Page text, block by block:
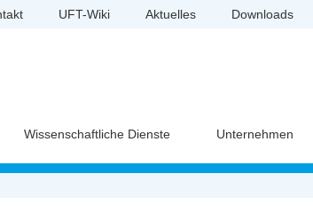
UFT-Wiki Aktuelles Downloads
Wissenschaftliche Dienste Unternehmen